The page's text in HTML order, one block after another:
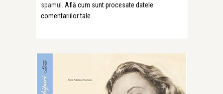
spamul. Află cum sunt procesate datele
comentariilor tale